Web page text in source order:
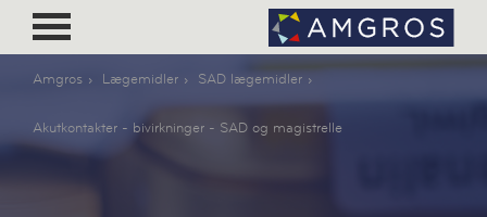
Amgros Lægemidler SAD lægemidler
Akutkontakter - bivirkninger - SAD og magistrelle